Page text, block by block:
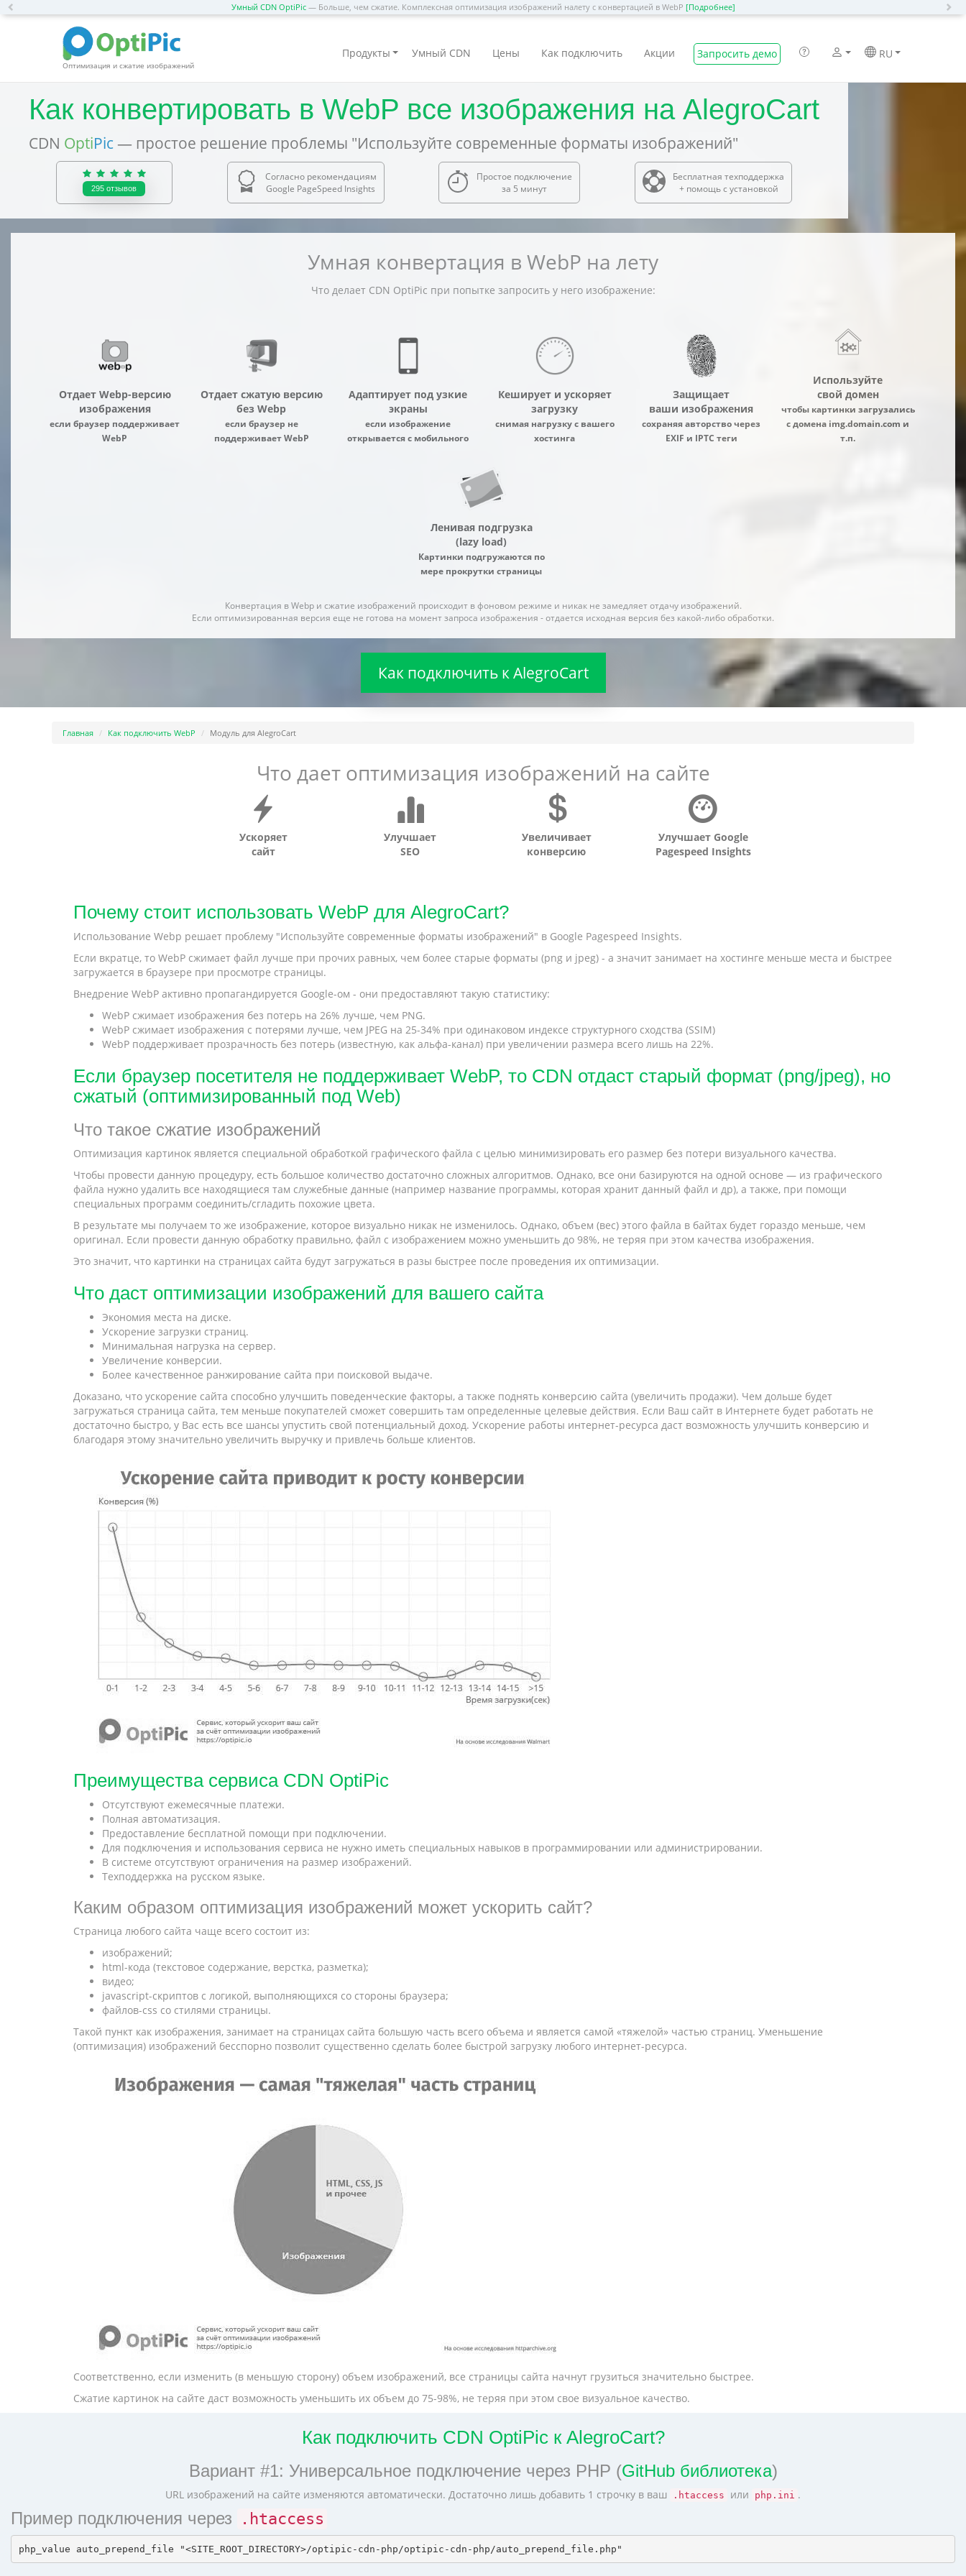
Умный CDN OptiPic— Больше, чем сжатие. Комплексная оптимизация изображений налету с конвертацией в WebP [Подробнее]
Оптимизация и сжатие изображений
Продукты Умный CDN Цены Как подключить Акции Запросить демо RU
Как конвертировать в WebP все изображения на AlegroCart
CDN OptiPic — простое решение проблемы "Используйте современные форматы изображений"
295отзывов
Согласно рекомендациям
Google PageSpeed Insights
Простое подключение
за 5 минут
Бесплатная техподдержка
+ помощь с установкой
Умная конвертация в WebP на лету
Что делает CDN OptiPic при попытке запросить у него изображение:
Отдает Webp-версию
изображения
если браузер поддерживает
WebP
Отдает сжатую версию
без Webp
если браузер не
поддерживает WebP
Адаптирует под узкие
экраны
если изображение
открывается с мобильного
Кеширует и ускоряет
загрузку
снимая нагрузку с вашего
хостинга
Защищает
ваши изображения
сохраняя авторство через
EXIF и IPTC теги
Используйте
свой домен
чтобы картинки загрузались
с домена img.domain.com и
т.п.
Ленивая подгрузка
(lazy load)
Картинки подгружаются по
мере прокрутки страницы
Конвертация в Webp и сжатие изображений происходит в фоновом режиме и никак не замедляет отдачу изображений.
Если оптимизированная версия еще не готова на момент запроса изображения - отдается исходная версия без какой-либо обработки.
Как подключить к AlegroCart
Главная Как подключить WebP Модуль для AlegroCart
Что дает оптимизация изображений на сайте
Ускоряет
сайт
Улучшает
SEO
Увеличивает
конверсию
Улучшает Google
Pagespeed Insights
Почему стоит использовать WebP для AlegroCart?
Использование Webp решает проблему "Используйте современные форматы изображений" в Google Pagespeed Insights.
Если вкратце, то WebP сжимает файл лучше при прочих равных, чем более старые форматы (png и jpeg) - а значит занимает на хостинге меньше места и быстрее
загружается в браузере при просмотре страницы.
Внедрение WebP активно пропагандируется Google-ом - они предоставляют такую статистику:
WebP сжимает изображения без потерь на 26% лучше, чем PNG.
WebP сжимает изображения с потерями лучше, чем JPEG на 25-34% при одинаковом индексе структурного сходства (SSIM)
WebP поддерживает прозрачность без потерь (известную, как альфа-канал) при увеличении размера всего лишь на 22%.
Если браузер посетителя не поддерживает WebP, то CDN отдаст старый формат (png/jpeg), но
сжатый (оптимизированный под Web)
Что такое сжатие изображений
Оптимизация картинок является специальной обработкой графического файла с целью минимизировать его размер без потери визуального качества.
Чтобы провести данную процедуру, есть большое количество достаточно сложных алгоритмов. Однако, все они базируются на одной основе — из графического
файла нужно удалить все находящиеся там служебные данные (например название программы, которая хранит данный файл и др), а также, при помощи
специальных программ соединить/сгладить похожие цвета.
В результате мы получаем то же изображение, которое визуально никак не изменилось. Однако, объем (вес) этого файла в байтах будет гораздо меньше, чем
оригинал. Если провести данную обработку правильно, файл с изображением можно уменьшить до 98%, не теряя при этом качества изображения.
Это значит, что картинки на страницах сайта будут загружаться в разы быстрее после проведения их оптимизации.
Что даст оптимизации изображений для вашего сайта
Экономия места на диске.
Ускорение загрузки страниц.
Минимальная нагрузка на сервер.
Увеличение конверсии.
Более качественное ранжирование сайта при поисковой выдаче.
Доказано, что ускорение сайта способно улучшить поведенческие факторы, а также поднять конверсию сайта (увеличить продажи). Чем дольше будет
загружаться страница сайта, тем меньше покупателей сможет совершить там определенные целевые действия. Если Ваш сайт в Интернете будет работать не
достаточно быстро, у Вас есть все шансы упустить свой потенциальный доход. Ускорение работы интернет-ресурса даст возможность улучшить конверсию и
благодаря этому значительно увеличить выручку и привлечь больше клиентов.
Преимущества сервиса CDN OptiPic
Отсутствуют ежемесячные платежи.
Полная автоматизация.
Предоставление бесплатной помощи при подключении.
Для подключения и использования сервиса не нужно иметь специальных навыков в программировании или администрировании.
В системе отсутствуют ограничения на размер изображений.
Техподдержка на русском языке.
Каким образом оптимизация изображений может ускорить сайт?
Страница любого сайта чаще всего состоит из:
изображений;
html-кода (текстовое содержание, верстка, разметка);
видео;
javascript-скриптов с логикой, выполняющихся со стороны браузера;
файлов-css со стилями страницы.
Такой пункт как изображения, занимает на страницах сайта большую часть всего объема и является самой «тяжелой» частью страниц. Уменьшение
(оптимизация) изображений бесспорно позволит существенно сделать более быстрой загрузку любого интернет-ресурса.
Соответственно, если изменить (в меньшую сторону) объем изображений, все страницы сайта начнут грузиться значительно быстрее.
Сжатие картинок на сайте даст возможность уменьшить их объем до 75-98%, не теряя при этом свое визуальное качество.
Как подключить CDN OptiPic к AlegroCart?
Вариант #1: Универсальное подключение через PHP (GitHub библиотека)
URL изображений на сайте изменяются автоматически. Достаточно лишь добавить 1 строчку в ваш .htaccess или php.ini .
Пример подключения через .htaccess